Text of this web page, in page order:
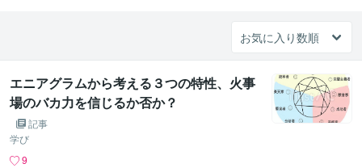
エニアグラムから考える３つの特性、火事
場のバカ力を信じるか否か？
記事
学び
9